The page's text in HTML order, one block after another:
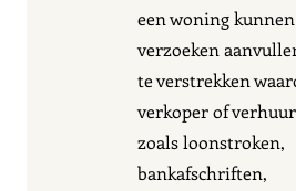
een woning
verzoeken
te verstrekken
verkoper of
zoals loonstroken,
bankafschriften,